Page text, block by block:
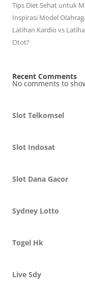
Tips Diet Sehat untuk
Inspirasi Model
Latihan Kardio vs
Otot?
Recent Comments
No comments to
Slot Telkomsel
Slot Indosat
Slot Dana Gacor
Sydney Lotto
Togel Hk
Live Sdy